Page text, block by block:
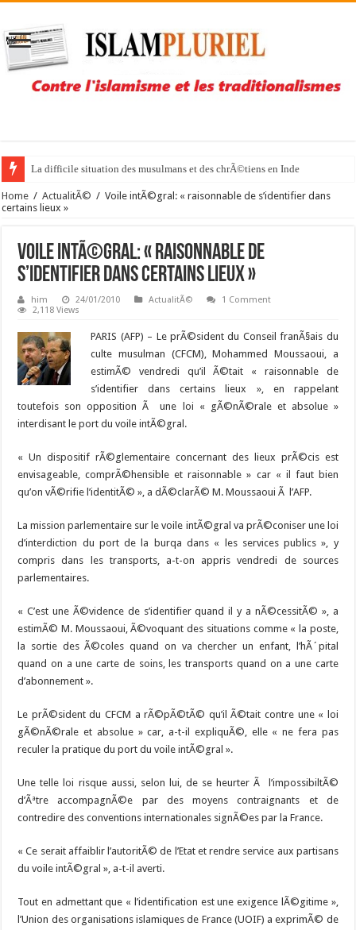
La difficile situation des musulmans et des chrÃ©tiens en Inde
NoÃ«l libre mais sous bonne garde pour la Pakistanaise Asia Bibi
Home / ActualitÃ© / Voile intÃ©gral: « raisonnable de s’identifier dans
certains lieux »
Voile intÃ©gral: « raisonnable de
s’identifier dans certains lieux »
him 24/01/2010 ActualitÃ©
1 Comment
2,118 Views
PARIS (AFP) – Le prÃ©sident du Conseil franÃ§ais du
culte musulman (CFCM), Mohammed Moussaoui, a
estimÃ© vendredi qu’il Ã©tait « raisonnable de
s’identifier dans certains lieux », en rappelant
toutefois son opposition Ã une loi « gÃ©nÃ©rale et absolue »
interdisant le port du voile intÃ©gral.
« Un dispositif rÃ©glementaire concernant des lieux prÃ©cis est
envisageable, comprÃ©hensible et raisonnable » car « il faut bien
qu’on vÃ©rifie l’identitÃ© », a dÃ©clarÃ© M. Moussaoui Ã l’AFP.
La mission parlementaire sur le voile intÃ©gral va prÃ©coniser une loi
d’interdiction du port de la burqa dans « les services publics », y
compris dans les transports, a-t-on appris vendredi de sources
parlementaires.
« C’est une Ã©vidence de s’identifier quand il y a nÃ©cessitÃ© », a
estimÃ© M. Moussaoui, Ã©voquant des situations comme « la poste,
la sortie des Ã©coles quand on va chercher un enfant, l’hÃ´pital
quand on a une carte de soins, les transports quand on a une carte
d’abonnement ».
Le prÃ©sident du CFCM a rÃ©pÃ©tÃ© qu’il Ã©tait contre une « loi
gÃ©nÃ©rale et absolue » car, a-t-il expliquÃ©, elle « ne fera pas
reculer la pratique du port du voile intÃ©gral ».
Une telle loi risque aussi, selon lui, de se heurter Ã l’impossibiltÃ©
d’Ãªtre accompagnÃ©e par des moyens contraignants et de
contredire des conventions internationales signÃ©es par la France.
« Ce serait affaiblir l’autoritÃ© de l’Etat et rendre service aux partisans
du voile intÃ©gral », a-t-il averti.
Tout en admettant que « l’identification est une exigence lÃ©gitime »,
l’Union des organisations islamiques de France (UOIF) a exprimÃ© de